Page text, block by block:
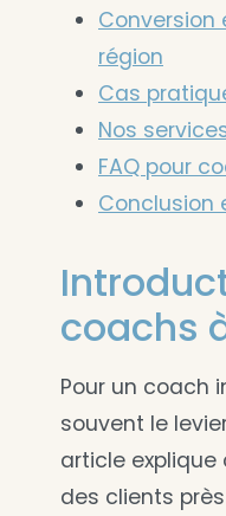
Conversion
région
Cas
Nos
FAQ pour
Conclusion
coachs
Pour un coach
souvent le
article explique
des clients